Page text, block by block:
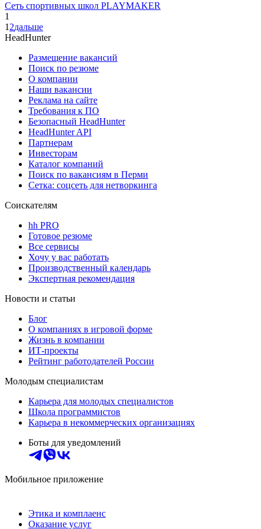
Сеть спортивных школ PLAYMAKER
1
1 2дальше
HeadHunter
Размещение вакансий
Поиск по резюме
О компании
Наши вакансии
Реклама на сайте
Требования к ПО
Безопасный HeadHunter
HeadHunter API
Партнерам
Инвесторам
Каталог компаний
Поиск по вакансиям в Перми
Сетка: соцсеть для нетворкинга
Соискателям
hh PRO
Готовое резюме
Все сервисы
Хочу у вас работать
Производственный календарь
Экспертная рекомендация
Новости и статьи
Блог
О компаниях в игровой форме
Жизнь в компании
ИТ-проекты
Рейтинг работодателей России
Молодым специалистам
Карьера для молодых специалистов
Школа программистов
Карьера в некоммерческих организациях
Боты для уведомлений
Мобильное приложение
Этика и комплаенс
Оказание услуг